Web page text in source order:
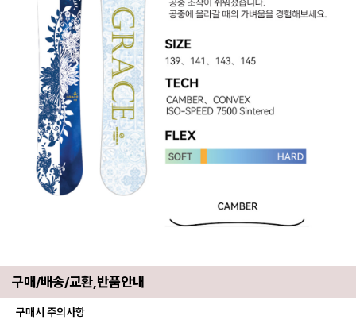
구매/배송/교환,반품안내
구매시 주의사항